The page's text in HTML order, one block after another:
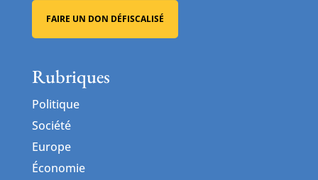
FAIRE UN DON DÉFISCALISÉ
Rubriques
Politique
Société
Europe
Économie